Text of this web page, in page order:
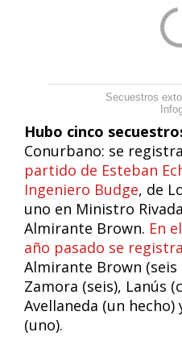
Secuestros
Hubo cinco
Conurbano: se
partido de Esteban
Ingeniero Budge, de
uno en Ministro
Almirante Brown. En
año pasado se
Almirante Brown (seis
Zamora (seis), Lanús
Avellaneda (un hecho)
(uno).